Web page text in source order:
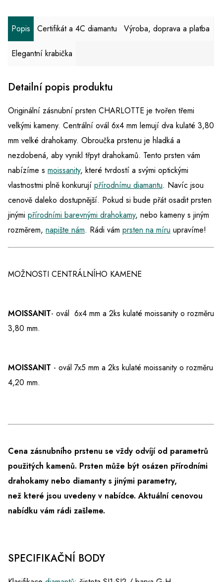
Popis Certifikát a 4C diamantu Výroba, doprava a platba
Elegantní krabička
Detailní popis produktu
Originální zásnubní prsten CHARLOTTE je tvořen třemi
velkými kameny. Centrální ovál 6x4 mm lemují dva kulaté 3,80
mm velké drahokamy. Obroučka prstenu je hladká a
nezdobená, aby vynikl třpyt drahokamů. Tento prsten vám
nabízíme s moissanity, které tvrdostí a svými optickými
vlastnostmi plně konkurují přírodnímu diamantu. Navíc jsou
cenově daleko dostupnější. Pokud si bude přát osadit prsten
jinými přírodními barevnými drahokamy, nebo kameny s jiným
rozměrem, napište nám. Rádi vám prsten na míru upravíme!
MOŽNOSTI CENTRÁLNÍHO KAMENE
MOISSANIT- ovál 6x4 mm a 2ks kulaté moissanity o rozměru
3,80 mm.
MOISSANIT - ovál 7x5 mm a 2ks kulaté moissanity o rozměru
4,20 mm.
Cena zásnubního prstenu se vždy odvíjí od parametrů
použitých kamenů. Prsten může být osázen přírodními
drahokamy nebo diamanty s jinými parametry,
než které jsou uvedeny v nabídce.Aktuální cenovou
nabídku vám rádi zašleme.
SPECIFIKAČNÍ BODY